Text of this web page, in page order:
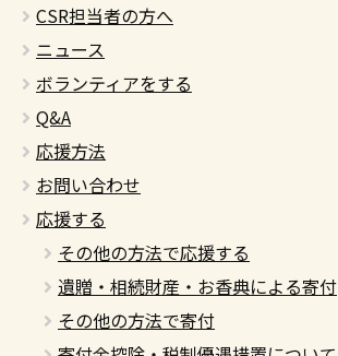
CSR担当者の方へ
ニュース
ボランティアをする
Q&A
応援方法
お問い合わせ
応援する
その他の方法で応援する
遺贈・相続財産・お香典による寄付
その他の方法で寄付